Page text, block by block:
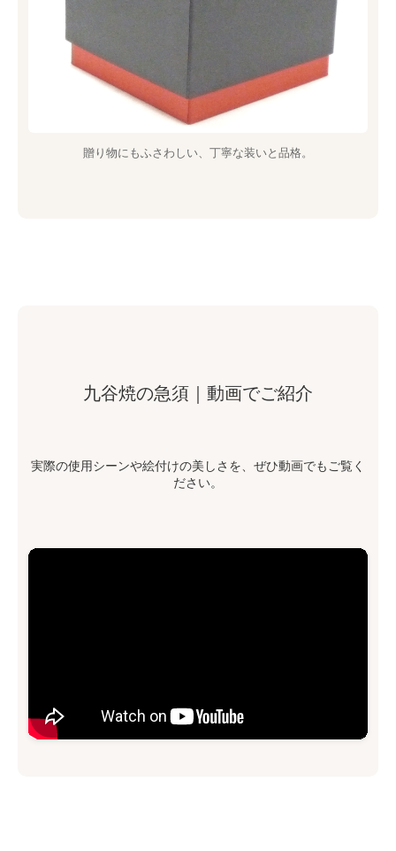
贈り物にもふさわしい、丁寧な装いと品格。
九谷焼の急須｜動画でご紹介
実際の使用シーンや絵付けの美しさを、ぜひ動画でもご覧く
ださい。